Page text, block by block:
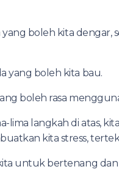
yang boleh kita
yang boleh kita bau.
boleh rasa
lima langkah di atas,
kita stress,
untuk bertenang